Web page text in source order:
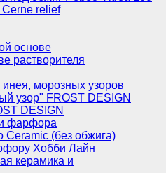
relief
основе
растворителя
морозных узоров
узор" FROST DESIGN
DESIGN
фарфора
(без обжига)
Хобби Лайн
керамика и